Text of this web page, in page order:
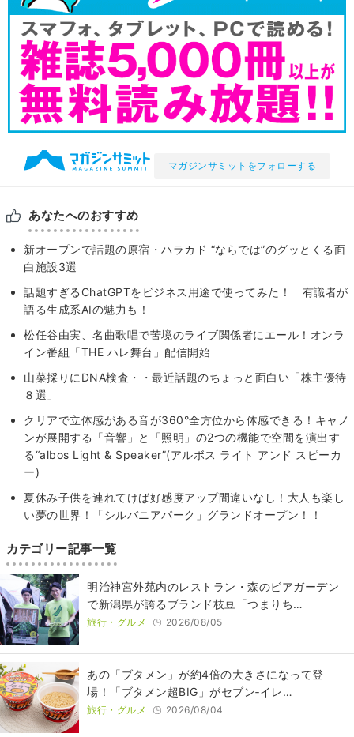
マガジンサミットをフォローする
あなたへのおすすめ
新オープンで話題の原宿・ハラカド “ならでは”のグッとくる面
白施設3選
話題すぎるChatGPTをビジネス用途で使ってみた！ 有識者が
語る生成系AIの魅力も！
松任谷由実、名曲歌唱で苦境のライブ関係者にエール！オンラ
イン番組「THE ハレ舞台」配信開始
山菜採りにDNA検査・・最近話題のちょっと面白い「株主優待
８選」
クリアで立体感がある音が360°全方位から体感できる！キャノ
ンが展開する「音響」と「照明」の2つの機能で空間を演出す
る“albos Light & Speaker”(アルボス ライト アンド スピーカ
ー)
夏休み子供を連れてけば好感度アップ間違いなし！大人も楽し
い夢の世界！「シルバニアパーク」グランドオープン！！
カテゴリー記事一覧
明治神宮外苑内のレストラン・森のビアガーデン
で新潟県が誇るブランド枝豆「つまりち…
旅行・グルメ 2026/08/05
あの「ブタメン」が約4倍の大きさになって登
場！「ブタメン超BIG」がセブン‐イレ…
旅行・グルメ 2026/08/04